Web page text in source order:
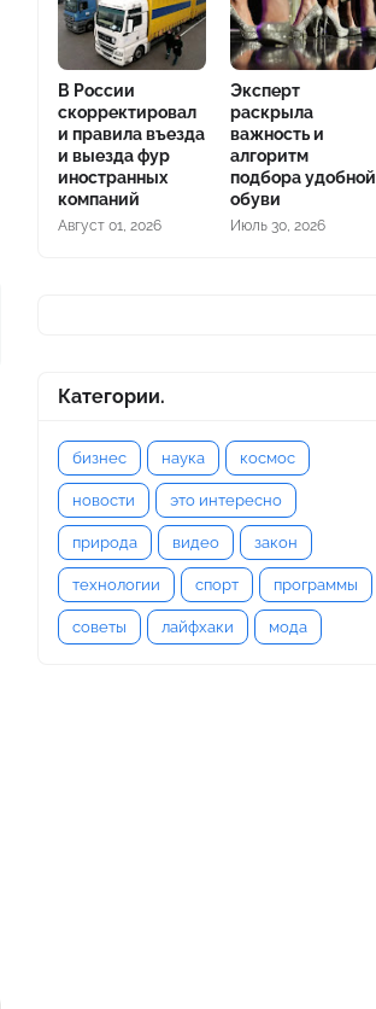
В России
скорректировал
и правила въезда
и выезда фур
иностранных
компаний
Август 01, 2026
Эксперт
раскрыла
важность и
алгоритм
подбора удобной
обуви
Июль 30, 2026
Категории.
бизнес наука космос
новости это интересно
природа видео закон
технологии спорт программы
советы лайфхаки мода